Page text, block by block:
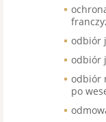
odbiór
odbiór
odbiór
po